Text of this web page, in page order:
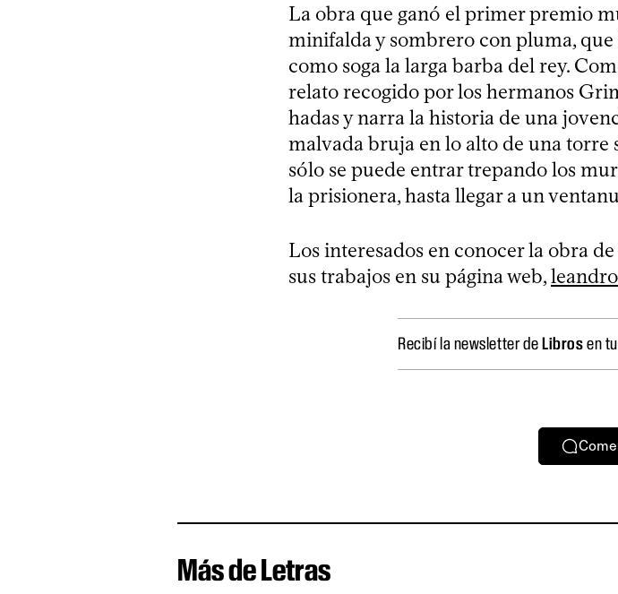
La obra que ganó el primer premio
minifalda y sombrero con pluma,
como soga la larga barba del rey.
relato recogido por los hermanos
hadas y narra la historia de una
malvada bruja en lo alto de una torre
sólo se puede entrar trepando los
la prisionera, hasta llegar a un
Los interesados en conocer la obra
sus trabajos en su página web,
Recibí la newsletter deLibrosen
Más de Letras